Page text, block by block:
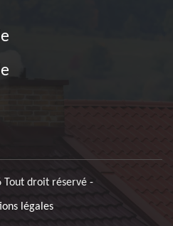
Tout droit réservé -
légales